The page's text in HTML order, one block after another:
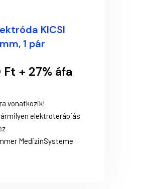
KICSI
1 pár
Ft + 27% áfa
vonatkozik!
elektroterápiás
MedizinSysteme